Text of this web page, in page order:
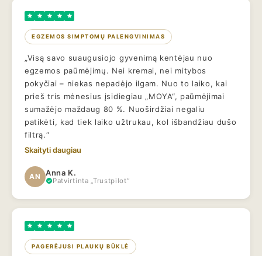
EGZEMOS SIMPTOMŲ PALENGVINIMAS
„Visą savo suaugusiojo gyvenimą kentėjau nuo
egzemos paūmėjimų. Nei kremai, nei mitybos
pokyčiai – niekas nepadėjo ilgam. Nuo to laiko, kai
prieš tris mėnesius įsidiegiau „MOYA“, paūmėjimai
sumažėjo maždaug 80 %. Nuoširdžiai negaliu
patikėti, kad tiek laiko užtrukau, kol išbandžiau dušo
filtrą.“
Skaityti daugiau
AN Anna K.
Patvirtinta „Trustpilot“
PAGERĖJUSI PLAUKŲ BŪKLĖ